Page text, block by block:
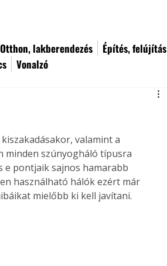
Otthon, lakberendezés Építés, felújítás
Vonalzó
valamint a
minden szúnyogháló típusra
e pontjaik sajnos hamarabb
használható hálók ezért már
mielőbb ki kell javítani.